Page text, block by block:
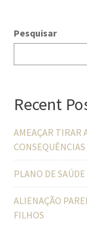
Pesquisar
Recent
AMEAÇAR TIRAR
PLANO DE
ALIENAÇÃO
FILHOS